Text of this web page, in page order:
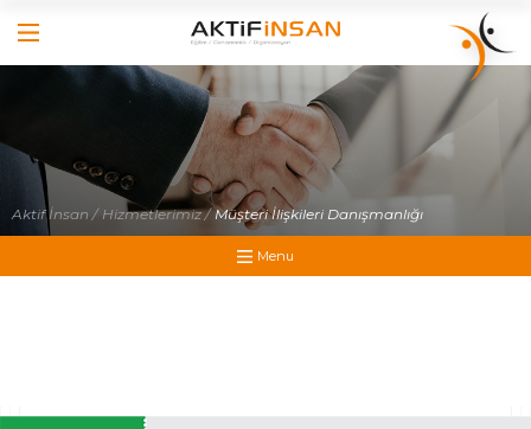
×
Hakkımızda
Hizmetlerimiz
Referanslarımız
Aktif İnsan / Hizmetlerimiz / Müşteri İlişkileri Danışmanlığı
×
Hakkımızda
İş Dünyasında Başarı
Yönetici Gelişim Programları
Menu